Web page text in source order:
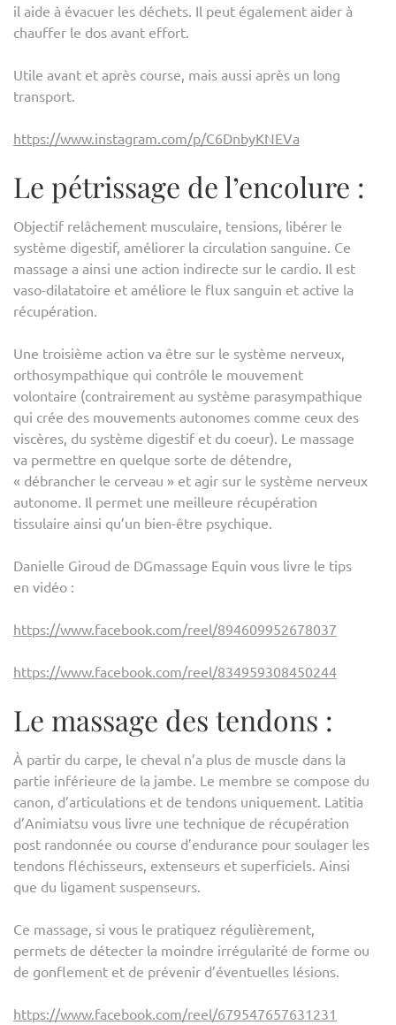
il aide à évacuer les déchets. Il peut également aider à
chauffer le dos avant effort.
Utile avant et après course, mais aussi après un long
transport.
https://www.instagram.com/p/C6DnbyKNEVa
Le pétrissage de l’encolure :
Objectif relâchement musculaire, tensions, libérer le
système digestif, améliorer la circulation sanguine. Ce
massage a ainsi une action indirecte sur le cardio. Il est
vaso-dilatatoire et améliore le flux sanguin et active la
récupération.
Une troisième action va être sur le système nerveux,
orthosympathique qui contrôle le mouvement
volontaire (contrairement au système parasympathique
qui crée des mouvements autonomes comme ceux des
viscères, du système digestif et du coeur). Le massage
va permettre en quelque sorte de détendre,
« débrancher le cerveau » et agir sur le système nerveux
autonome. Il permet une meilleure récupération
tissulaire ainsi qu’un bien-être psychique.
Danielle Giroud de DGmassage Equin vous livre le tips
en vidéo :
https://www.facebook.com/reel/894609952678037
https://www.facebook.com/reel/834959308450244
Le massage des tendons :
À partir du carpe, le cheval n’a plus de muscle dans la
partie inférieure de la jambe. Le membre se compose du
canon, d’articulations et de tendons uniquement. Latitia
d’Animiatsu vous livre une technique de récupération
post randonnée ou course d’endurance pour soulager les
tendons fléchisseurs, extenseurs et superficiels. Ainsi
que du ligament suspenseurs.
Ce massage, si vous le pratiquez régulièrement,
permets de détecter la moindre irrégularité de forme ou
de gonflement et de prévenir d’éventuelles lésions.
https://www.facebook.com/reel/679547657631231